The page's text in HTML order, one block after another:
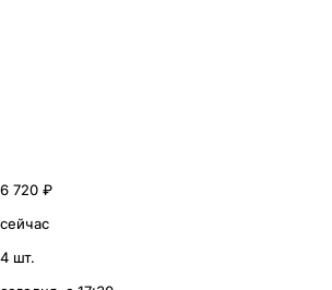
6 720 ₽
сейчас
4 шт.